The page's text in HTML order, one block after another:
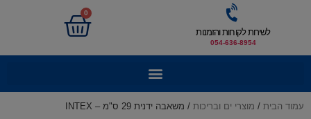
לשירות לקוחות והזמנות
054-636-8954
0
עמוד הבית / מוצרי ים ובריכות / משאבה ידנית 29 ס"מ – INTEX